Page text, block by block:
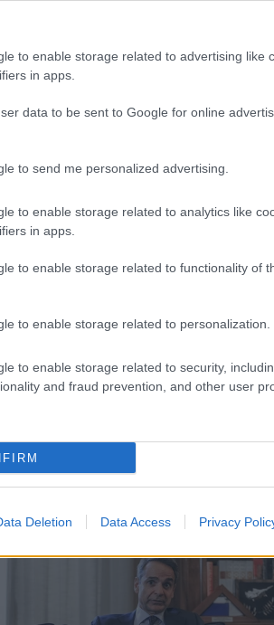
to enable storage related to advertising like
in apps.
data to be sent to Google for online
to send me personalized advertising.
to enable storage related to analytics like
in apps.
to enable storage related to functionality of
to enable storage related to personalization.
to enable storage related to security,
and fraud prevention, and other user
Deletion Data Access Privacy
18:00 οι ανακοινώσεις για τον
Αλλάζει ο υπουργός
του Πολίτη – Τα ονόματα